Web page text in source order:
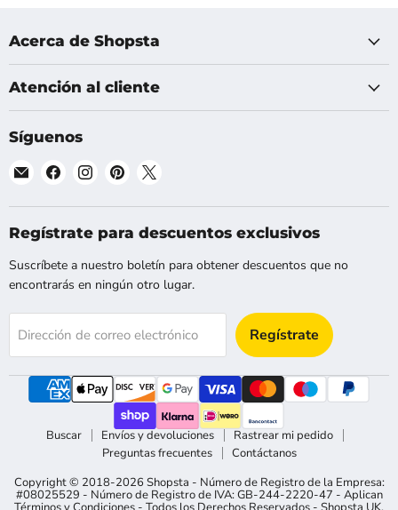
Acerca de Shopsta
Atención al cliente
Síguenos
Encuéntranos
Correo
electrónico
Encuéntranos
Facebook
Encuéntranos
Instagram
Encuéntranos
Pinterest
X
Regístrate para descuentos exclusivos
Suscríbete a nuestro boletín para obtener descuentos que no
encontrarás en ningún otro lugar.
Dirección de correo electrónico Regístrate
Buscar Envíos y devoluciones
Rastrear mi pedido
Preguntas frecuentes
Contáctanos
Copyright © 2018-2026 Shopsta - Número de Registro de la Empresa:
#08025529 - Número de Registro de IVA: GB-244-2220-47 - Aplican